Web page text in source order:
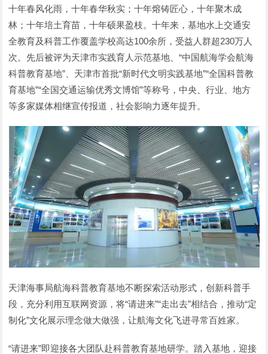
十年春风化雨，十年春华秋实；十年熔铸匠心，十年聚木成
林；十年培土育苗，十年硕果盈枝。十年来，基地水上交通安
全教育及科普工作覆盖学校高达100余所，受益人群超230万人
次。先后被评为天津市实践育人示范基地、“中国航海学会航海
科普教育基地”、天津市首批“新时代文明实践基地”“全国科普教
育基地”“全国交通运输优秀文博馆”等称号，中央、行业、地方
等多家媒体相继宣传报道，社会影响力逐年提升。
天津海事局航海科普教育基地不断探索活动形式，创新科普手
段，充分利用互联网资源，将“请进来”“走出去”相结合，推动“定
制化”文化展示理念做大做强，让航海文化飞进寻常百姓家。
“请进来”即迎接各大团队赴科普教育基地研学。踏入基地，迎接